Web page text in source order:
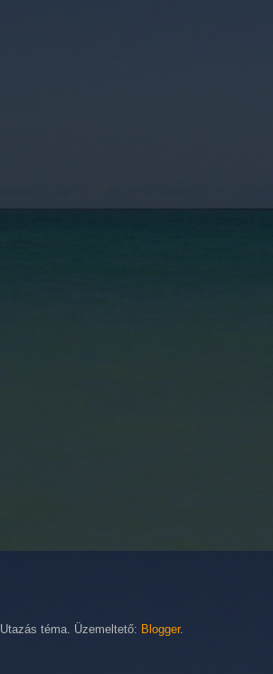
Utazás téma. Üzemeltető: Blogger.